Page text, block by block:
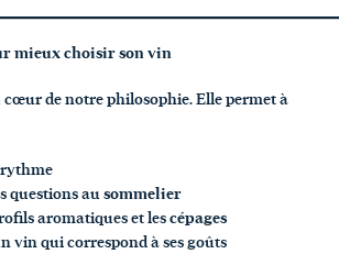
mieux choisir son vin
cœur de notre philosophie. Elle permet à
rythme
questions au sommelier
aromatiques et les cépages
vin qui correspond à ses goûts